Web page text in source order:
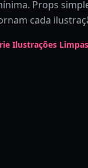
Props
cada
Ilustrações Limpas